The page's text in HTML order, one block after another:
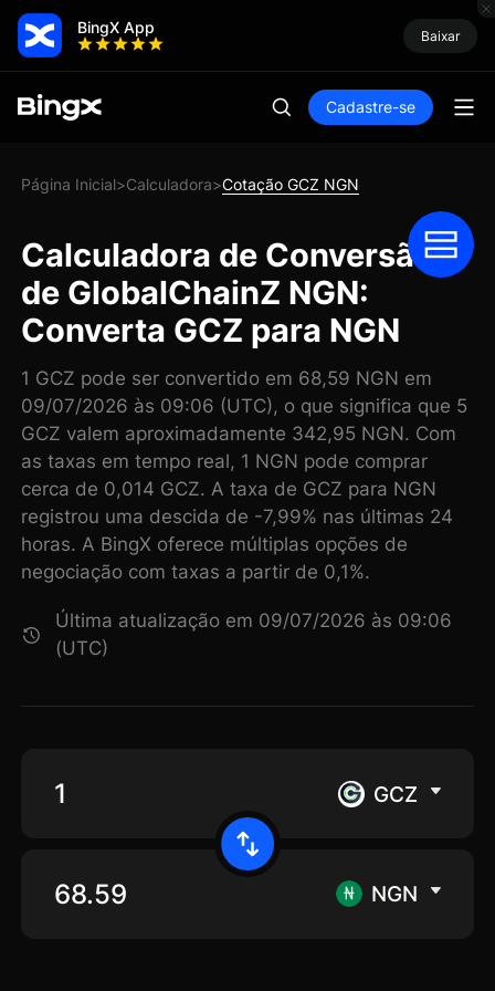
BingX App Baixar
Cadastre-se
Página Inicial>Calculadora>Cotação GCZ NGN
Calculadora de Conversão
de GlobalChainZ NGN:
Converta GCZ para NGN
1 GCZ pode ser convertido em 68,59 NGN em
09/07/2026 às 09:06 (UTC), o que significa que 5
GCZ valem aproximadamente 342,95 NGN. Com
as taxas em tempo real, 1 NGN pode comprar
cerca de 0,014 GCZ. A taxa de GCZ para NGN
registrou uma descida de -7,99% nas últimas 24
horas. A BingX oferece múltiplas opções de
negociação com taxas a partir de 0,1%.
Última atualização em 09/07/2026 às 09:06
(UTC)
GCZ
NGN